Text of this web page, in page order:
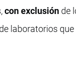
con exclusión de
laboratorios